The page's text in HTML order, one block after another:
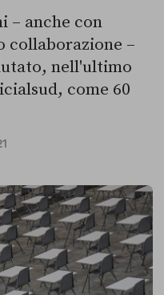
– anche con
collaborazione –
nell'ultimo
come 60